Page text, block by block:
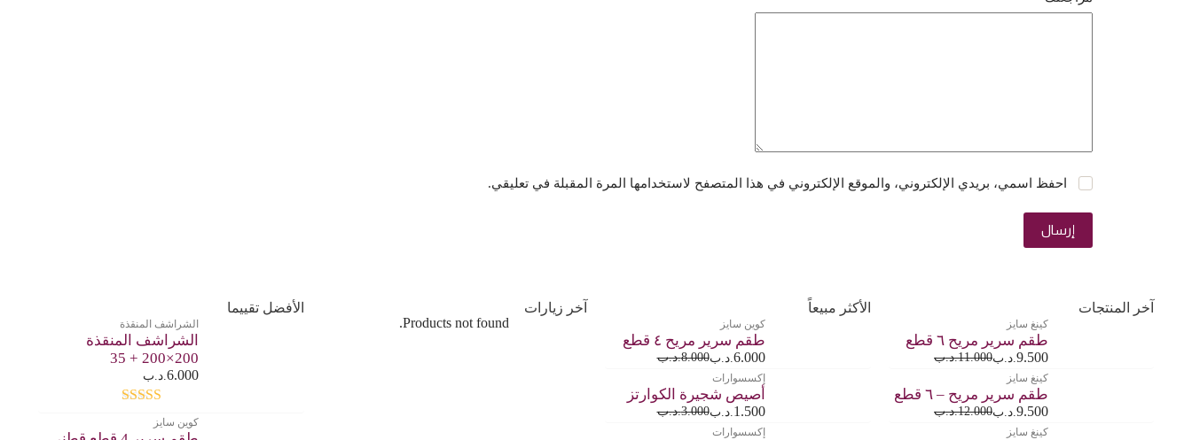
احفظ اسمي، بريدي الإلكتروني، والموقع الإلكتروني في هذا المتصفح لاستخدامها المرة المقبلة في تعليقي.
إرسال
آخر المنتجات
كينغ سايز
طقم سرير مريح ٦ قطع
11.000.د.ب 9.500 .د.ب
كينغ سايز
طقم سرير مريح – ٦ قطع
12.000.د.ب 9.500 .د.ب
كينغ سايز
الأكثر مبيعاً
كوين سايز
طقم سرير مريح ٤ قطع
8.000.د.ب 6.000 .د.ب
إكسسوارات
أصيص شجيرة الكوارتز
3.000.د.ب 1.500 .د.ب
إكسسوارات
آخر زيارات
Products not found.
الأفضل تقييما
الشراشف المنقذة
الشراشف المنقذة
200×200 + 35
6.000 .د.ب
تم التقييم
4.00من 5كوين سايز